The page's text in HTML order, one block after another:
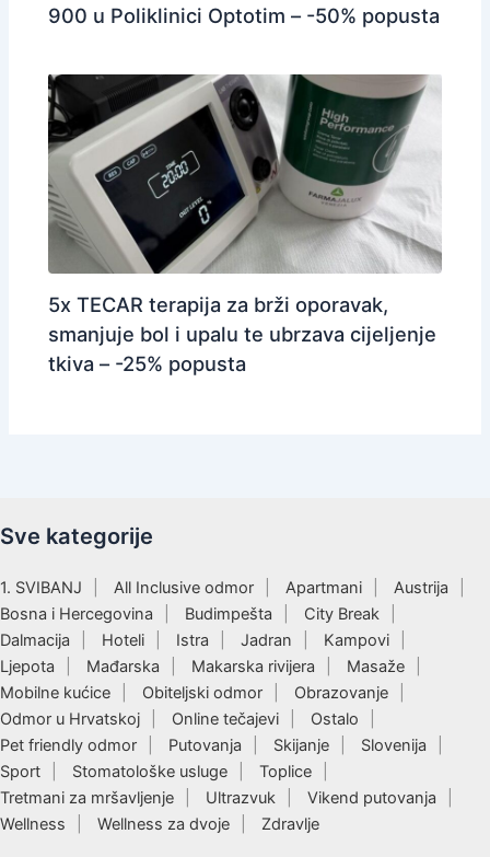
900 u Poliklinici Optotim – -50% popusta
5x TECAR terapija za brži oporavak,
smanjuje bol i upalu te ubrzava cijeljenje
tkiva – -25% popusta
Sve kategorije
1. SVIBANJ All Inclusive odmor Apartmani
Austrija
Bosna i Hercegovina
Budimpešta
City Break
Dalmacija
Hoteli Istra Jadran
Kampovi
Ljepota
Mađarska Makarska rivijera
Masaže
Mobilne kućice
Obiteljski odmor
Obrazovanje
Odmor u Hrvatskoj
Online tečajevi
Ostalo
Pet friendly odmor
Putovanja Skijanje
Slovenija
Sport
Stomatološke usluge
Toplice
Tretmani za mršavljenje
Ultrazvuk
Vikend putovanja
Wellness
Wellness za dvoje Zdravlje